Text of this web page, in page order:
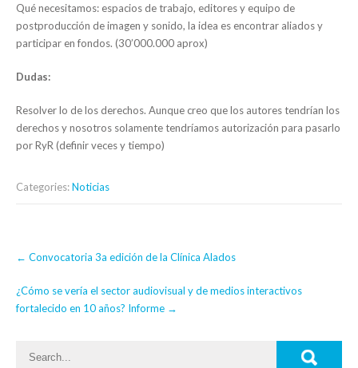
Qué necesitamos: espacios de trabajo, editores y equipo de
postproducción de imagen y sonido, la idea es encontrar aliados y
participar en fondos. (30’000.000 aprox)
Dudas:
Resolver lo de los derechos. Aunque creo que los autores tendrían los
derechos y nosotros solamente tendríamos autorización para pasarlo
por RyR (definir veces y tiempo)
Categories:Noticias
Post
navigation
← Convocatoria 3a edición de la Clínica Alados
¿Cómo se vería el sector audiovisual y de medios interactivos
fortalecido en 10 años? Informe →